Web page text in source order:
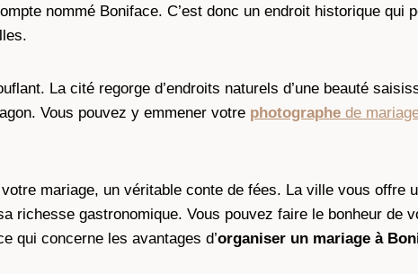
nommé Boniface. C’est donc un endroit historique qui
La cité regorge d’endroits naturels d’une beauté
Vous pouvez y emmener votre photographe de
mariage, un véritable conte de fées. La ville vous offre
richesse gastronomique. Vous pouvez faire le bonheur de
qui concerne les avantages d’organiser un mariage à